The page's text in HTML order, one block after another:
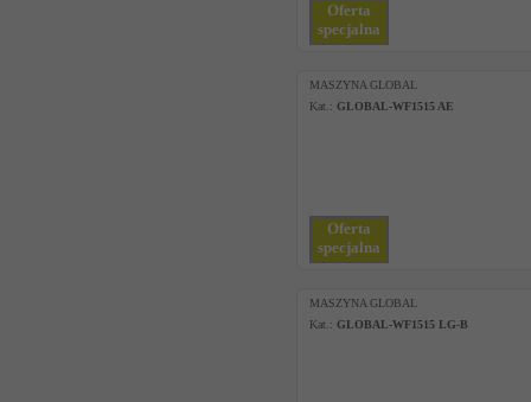
Oferta
specjalna
MASZYNA GLOBAL
Kat.: GLOBAL-WF1515 AE
Oferta
specjalna
MASZYNA GLOBAL
Kat.: GLOBAL-WF1515 LG-B